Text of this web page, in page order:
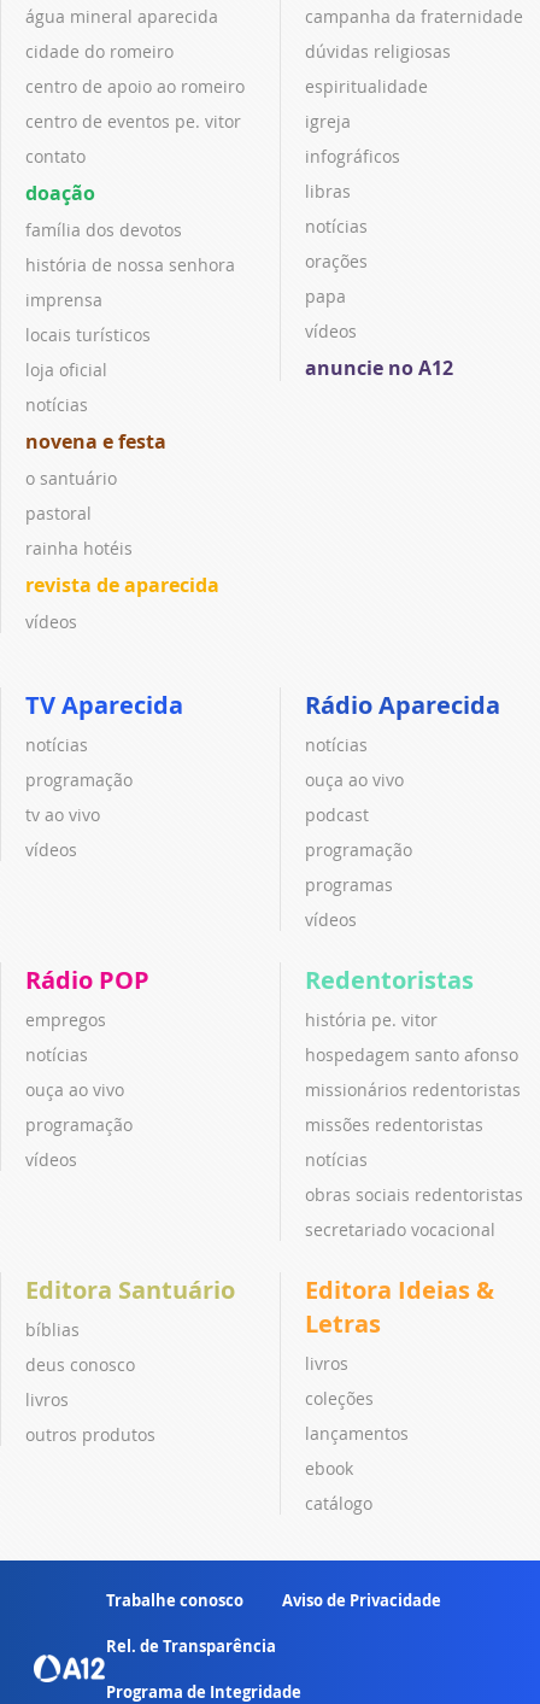
água mineral aparecida
cidade do romeiro
centro de apoio ao romeiro
centro de eventos pe. vitor
contato
doação
família dos devotos
história de nossa senhora
imprensa
locais turísticos
loja oficial
notícias
novena e festa
o santuário
pastoral
rainha hotéis
revista de aparecida
vídeos
campanha da fraternidade
dúvidas religiosas
espiritualidade
igreja
infográficos
libras
notícias
orações
papa
vídeos
anuncie no A12
TV Aparecida
notícias
programação
tv ao vivo
vídeos
Rádio Aparecida
notícias
ouça ao vivo
podcast
programação
programas
vídeos
Rádio POP
empregos
notícias
ouça ao vivo
programação
vídeos
Redentoristas
história pe. vitor
hospedagem santo afonso
missionários redentoristas
missões redentoristas
notícias
obras sociais redentoristas
secretariado vocacional
Editora Santuário
bíblias
deus conosco
livros
outros produtos
Editora Ideias &
Letras
livros
coleções
lançamentos
ebook
catálogo
Trabalhe conosco Aviso de Privacidade
Rel. de Transparência
Programa de Integridade